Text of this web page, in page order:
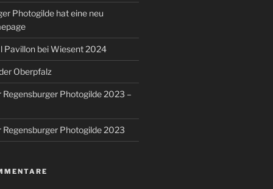
Photogilde hat eine neu
Pavillon bei Wiesent 2024
Oberpfalz
Regensburger Photogilde 2023 –
Regensburger Photogilde 2023